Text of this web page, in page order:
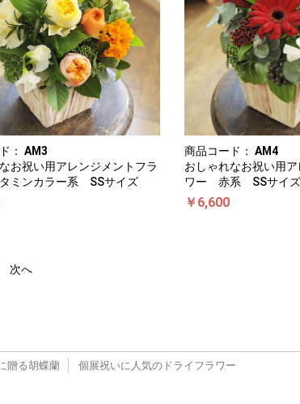
： AM3
お祝い用アレンジメントフラ
ミンカラー系 SSサイズ
商品コード： AM4
おしゃれなお祝い用
ワー 赤系 SSサイズ
￥6,600
次へ
贈る胡蝶蘭 個展祝いに人気のドライフラワー